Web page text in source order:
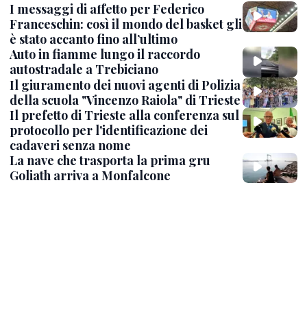
I messaggi di affetto per Federico
Franceschin: così il mondo del basket gli
è stato accanto fino all’ultimo
Auto in fiamme lungo il raccordo
autostradale a Trebiciano
Il giuramento dei nuovi agenti di Polizia
della scuola "Vincenzo Raiola" di Trieste
Il prefetto di Trieste alla conferenza sul
protocollo per l'identificazione dei
cadaveri senza nome
La nave che trasporta la prima gru
Goliath arriva a Monfalcone